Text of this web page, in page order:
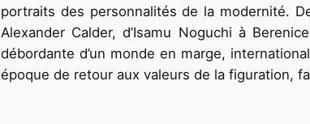
portraits des personnalités de la modernité.
Alexander Calder, d’Isamu Noguchi à
débordante d’un monde en marge,
époque de retour aux valeurs de la figuration,